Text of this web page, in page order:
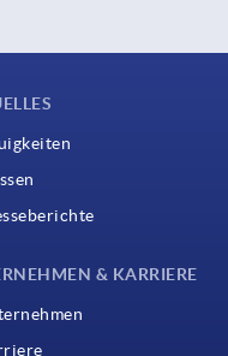
& KARRIERE